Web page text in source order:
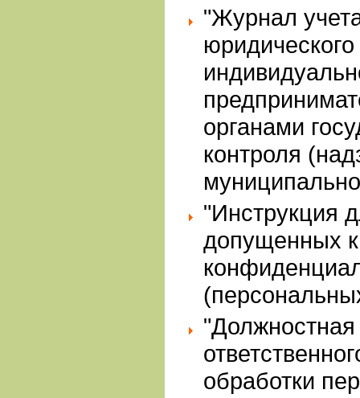
"Журнал
органами
контроля
"Инструкция
допущенных
"Должностная
обработки